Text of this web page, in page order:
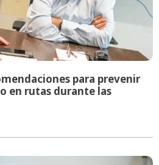
para prevenir
en rutas durante las